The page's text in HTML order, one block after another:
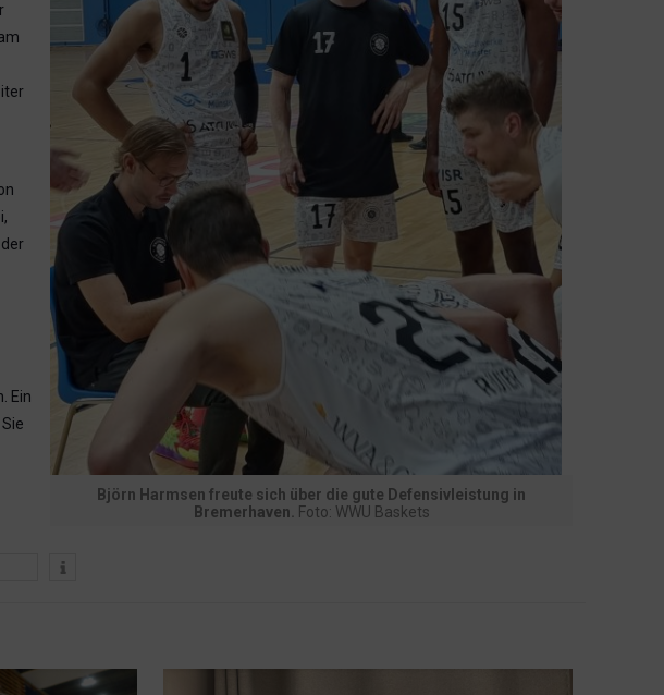
Björn Harmsen freute sich über die gute Defensivleistung in
Bremerhaven.
Foto: WWU Baskets
Ein